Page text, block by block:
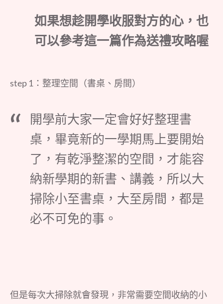
如果想趁開學收服對方的心， 也
可以參考這一篇作為送禮攻略喔
step 1：整理空間（書桌、房間）
開學前大家一定會好好整理書
桌，畢竟新的一學期馬上要開始
了，有乾淨整潔的空間，才能容
納新學期的新書、講義，所以大
掃除小至書桌，大至房間，都是
必不可免的事。
但是每次大掃除就會發現，非常需要空間收納的小